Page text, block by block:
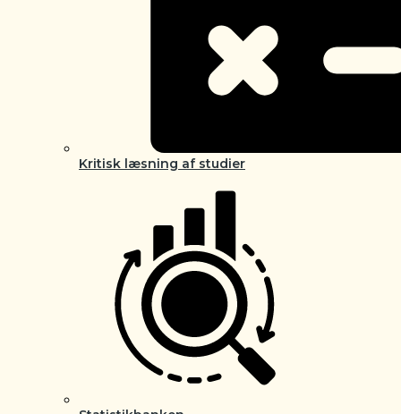
Kritisk læsning af studier